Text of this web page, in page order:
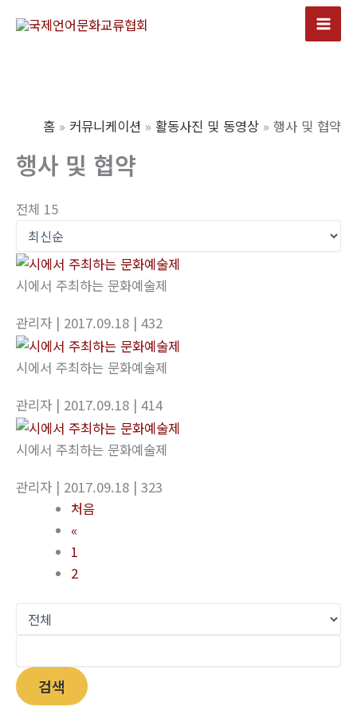
Main
홈 커뮤니케이션 활동사진 및 동영상 행사 및 협약
행사 및 협약
전체 15
시에서 주최하는 문화예술제
관리자 | 2017.09.18 | 432
시에서 주최하는 문화예술제
관리자 | 2017.09.18 | 414
시에서 주최하는 문화예술제
관리자 | 2017.09.18 | 323
처음
«
1
2
검색